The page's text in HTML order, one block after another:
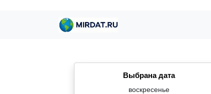
Выбрана дата
воскресенье